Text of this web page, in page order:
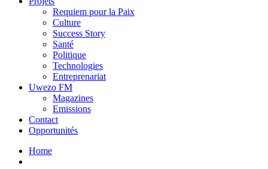
Requiem pour la Paix
Culture
Success Story
Santé
Politique
Technologies
Entreprenariat
Uwezo FM
Magazines
Emissions
Contact
Opportunités
Home